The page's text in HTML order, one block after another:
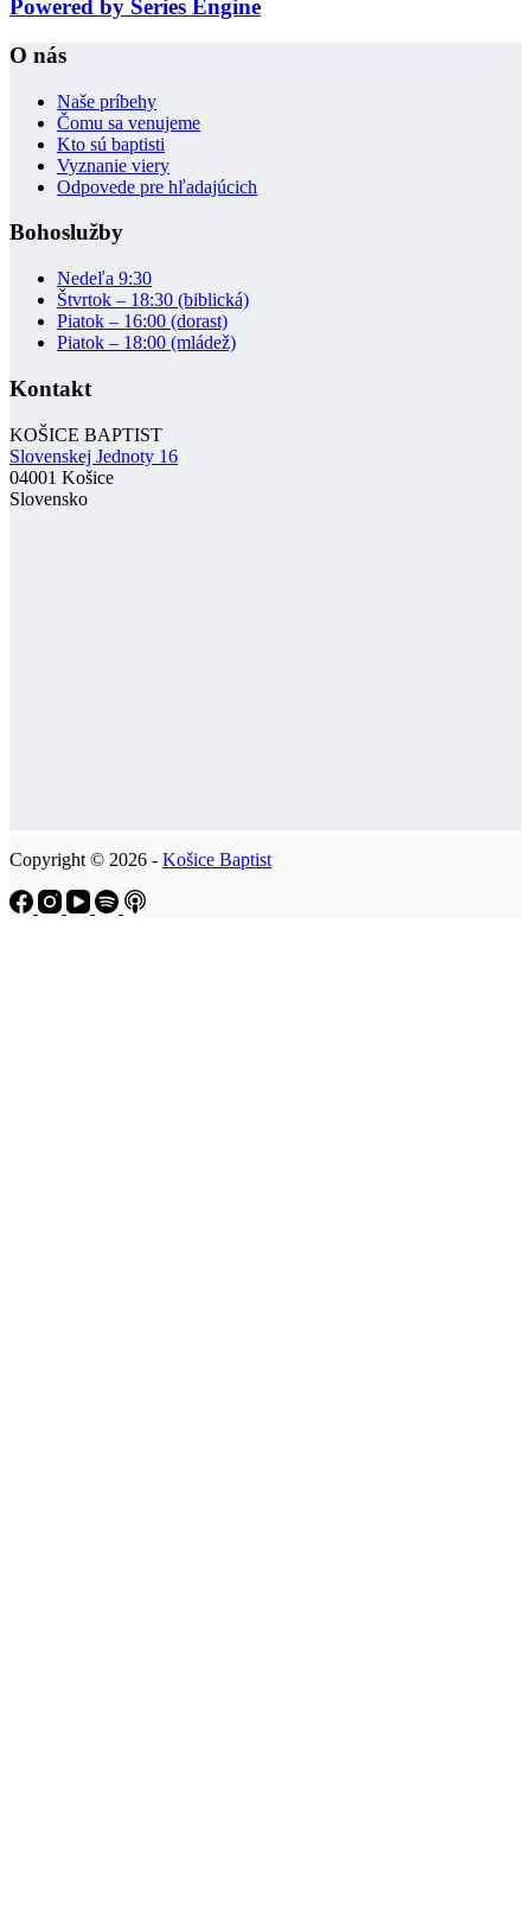
Powered by Series Engine
O nás
Naše príbehy
Čomu sa venujeme
Kto sú baptisti
Vyznanie viery
Odpovede pre hľadajúcich
Bohoslužby
Nedeľa 9:30
Štvrtok – 18:30 (biblická)
Piatok – 16:00 (dorast)
Piatok – 18:00 (mládež)
Kontakt
KOŠICE BAPTIST
Slovenskej Jednoty 16
04001 Košice
Slovensko
Copyright © 2026 - Košice Baptist